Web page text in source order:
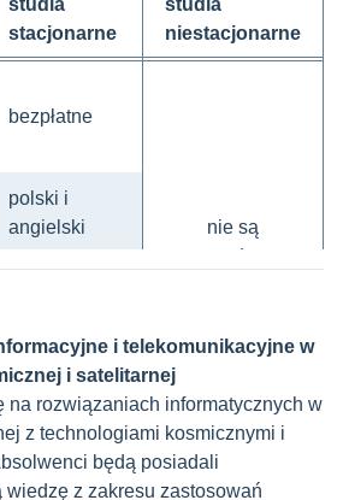
stacjonarne
niestacjonarne
bezpłatne
nie są
prowadzone
polski i
angielski
na semestr
letni
przy rekrutacji:
i telekomunikacyjne w
i satelitarnej
na rozwiązaniach informatycznych w
z technologiami kosmicznymi i
będą posiadali
z zakresu zastosowań